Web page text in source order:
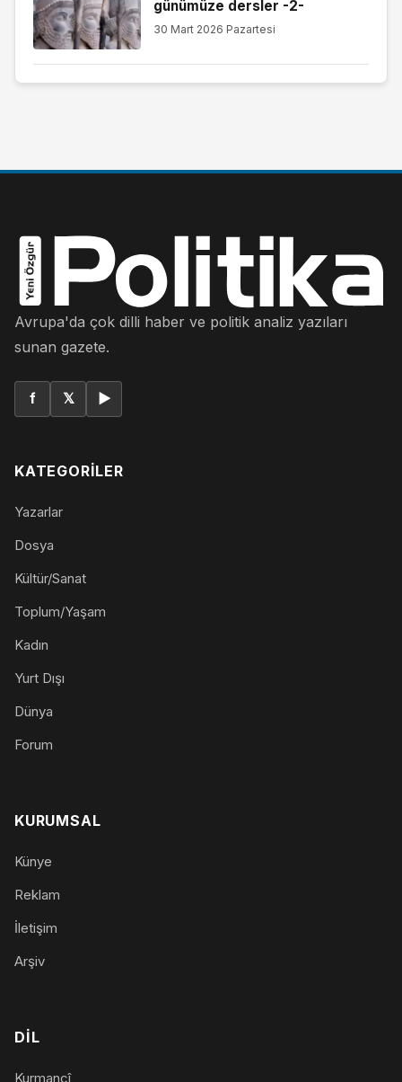
günümüze dersler -2-
30 Mart 2026 Pazartesi
Avrupa'da çok dilli haber ve politik analiz yazıları
sunan gazete.
f 𝕏 ▶
KATEGORILER
Yazarlar
Dosya
Kültür/Sanat
Toplum/Yaşam
Kadın
Yurt Dışı
Dünya
Forum
KURUMSAL
Künye
Reklam
İletişim
Arşiv
DIL
Kurmancî